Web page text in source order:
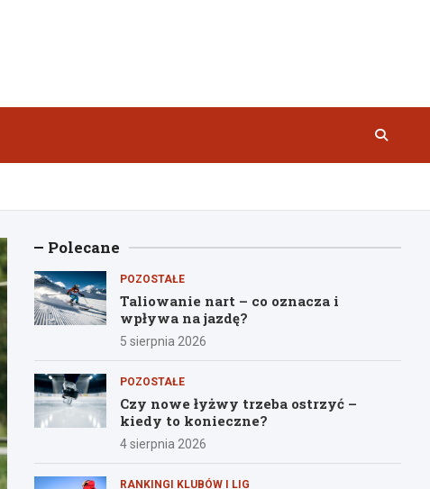
Polecane
POZOSTAŁE
Taliowanie nart – co oznacza i
wpływa na jazdę?
5 sierpnia 2026
POZOSTAŁE
Czy nowe łyżwy trzeba ostrzyć –
kiedy to konieczne?
4 sierpnia 2026
RANKINGI KLUBÓW I LIG